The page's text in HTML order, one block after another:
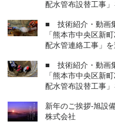
配水管布設替工事」
■ 技術紹介・動画
「熊本市中央区新町
配水管連絡工事」を
■ 技術紹介・動画
「熊本市中央区新町
配水管布設替工事」
新年のご挨拶-旭設
株式会社